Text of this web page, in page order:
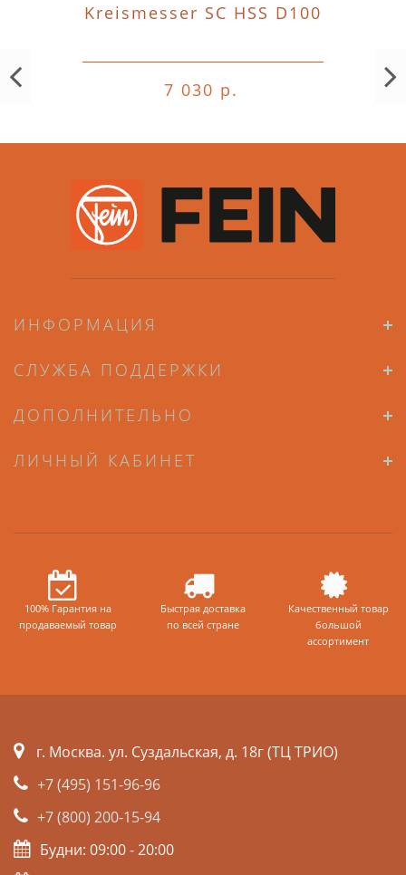
Kreismesser SC HSS D100
7 030 р.
ИНФОРМАЦИЯ
СЛУЖБА ПОДДЕРЖКИ
ДОПОЛНИТЕЛЬНО
ЛИЧНЫЙ КАБИНЕТ
100% Гарантия на
продаваемый товар
Быстрая доставка
по всей стране
Качественный товар
большой
ассортимент
г. Москва. ул. Суздальская, д. 18г (ТЦ ТРИО)
+7 (495) 151-96-96
+7 (800) 200-15-94
Будни: 09:00 - 20:00